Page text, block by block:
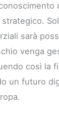
sarà
venga
così la
un futuro